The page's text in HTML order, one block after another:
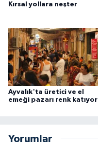
Kırsal yollara neşter
Ayvalık'ta üretici ve el
emeği pazarı renk katıyor
Yorumlar